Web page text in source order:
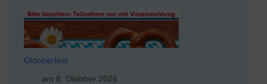
Oktoberfest
am 8. Oktober 2026